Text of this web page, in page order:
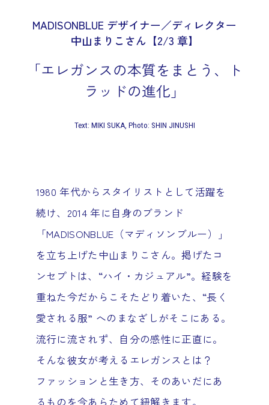
MADISONBLUE デザイナー／ディレクター
中山まりこさん【2/3 章】
「エレガンスの本質をまとう、ト
ラッドの進化」
Text: MIKI SUKA, Photo: SHIN JINUSHI
1980 年代からスタイリストとして活躍を
続け、2014 年に自身のブランド
「MADISONBLUE（マディソンブルー）」
を立ち上げた中山まりこさん。掲げたコ
ンセプトは、“ハイ・カジュアル”。経験を
重ねた今だからこそたどり着いた、“長く
愛される服” へのまなざしがそこにある。
流行に流されず、自分の感性に正直に。
そんな彼女が考えるエレガンスとは？
ファッションと生き方、そのあいだにあ
るものを今あらためて紐解きます。